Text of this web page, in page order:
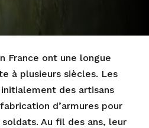
France ont une longue
à plusieurs siècles. Les
des artisans
d’armures pour
Au fil des ans, leur